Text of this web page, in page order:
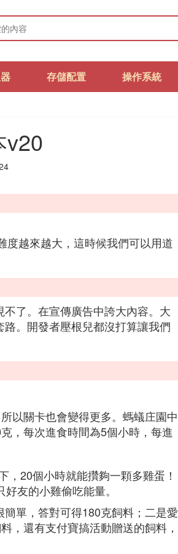
存儲配置 操作系統
v20
度越來越大，這時候我們可以用道
了。在宣傳廣告中誇大內容。大
。開發者壓根兒都沒打算讓我們
以關卡也會變得更多。螞蟻庄園中
，每次進食時間為5個小時，每進
20個小時就能攢夠一顆多雞蛋！
友的小雞偷吃能量。
單，答對可得180克飼料；二是愛
，還有支付寶搞活動贈送的飼料，